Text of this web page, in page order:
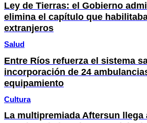
Ley de Tierras: el Gobierno
elimina el capítulo que
extranjeros
Salud
Entre Ríos refuerza el sistema
incorporación de 24
equipamiento
Cultura
La multipremiada Aftersun llega